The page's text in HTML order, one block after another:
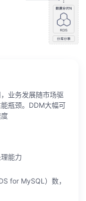
业务发展随市场驱
瓶颈。DDM大幅可
能力
for MySQL）数，